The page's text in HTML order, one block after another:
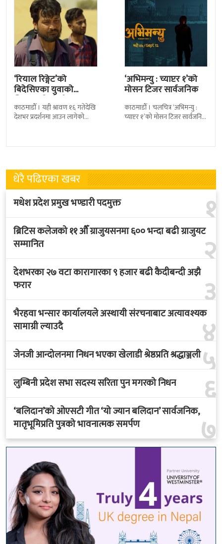
‘रियाल रिङ्गेट’को
बिदेसिएका युवाको
चित्कार बोल्ने गीत ‘आमा’
सार्वजनिक
काठमाडौँ । यही श्रावण १६ गतेदेखि
देशभर प्रदर्शनमा आउन लागेको
‘अभिमन्यु : च्याप्टर १’को
मोसन टिजर सार्वजनिक
काठमाडौँ । चलचित्र ‘अभिमन्यु :
च्याप्टर १’को मोसन टिजर सार्वजनिक
धेरै पढिएका खबर
१
मधेश प्रदेश प्रमुख भण्डारी पदमुक्त
२
ब्रिटिस कलेजको ११ औँ ग्राजुयसनमा ६०० भन्दा बढी ग्राजुयट
सम्मानित
३
देशभरका २७ वटा कारागारका ९ हजार बढी कैदीबन्दी अझै
फरार
४
भैरहवा भन्सार कार्यालयले अस्थायी संरचनाबाट अत्यावश्यक
सामाग्री ल्याउदै
५
जेनजी आन्दोलनमा निधन भएका खेलाडी श्रेष्ठप्रति श्रद्धाञ्जली
६
लुम्बिनी प्रदेश सभा सदस्य सरिता पुन मगरको निधन
७
‘बलिदान’को ओएसटी गीत ‘यो ज्यान बलिदान’ सार्वजनिक,
मातृभूमिप्रति पुत्रको भावनात्मक समर्पण